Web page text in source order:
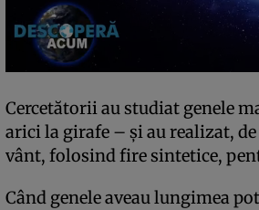
Cercetătorii au studiat genele
arici la girafe – şi au realizat,
vânt, folosind fire sintetice,
Când genele aveau lungimea